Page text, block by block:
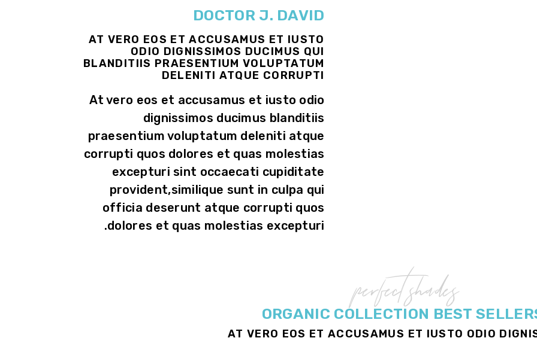
DOCTOR J. DAVID
AT VERO EOS ET ACCUSAMUS ET IUSTO
ODIO DIGNISSIMOS DUCIMUS QUI
BLANDITIIS PRAESENTIUM VOLUPTATUM
DELENITI ATQUE CORRUPTI
At vero eos et accusamus et iusto odio
dignissimos ducimus blanditiis
praesentium voluptatum deleniti atque
corrupti quos dolores et quas molestias
excepturi sint occaecati cupiditate
provident,similique sunt in culpa qui
officia deserunt atque corrupti quos
dolores et quas molestias excepturi.
perfect shades
ORGANIC COLLECTION BEST
AT VERO EOS ET ACCUSAMUS ET IUSTO ODIO